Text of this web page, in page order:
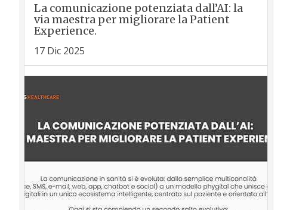
La comunicazione potenziata dall’AI: la
via maestra per migliorare la Patient
Experience.
17 Dic 2025